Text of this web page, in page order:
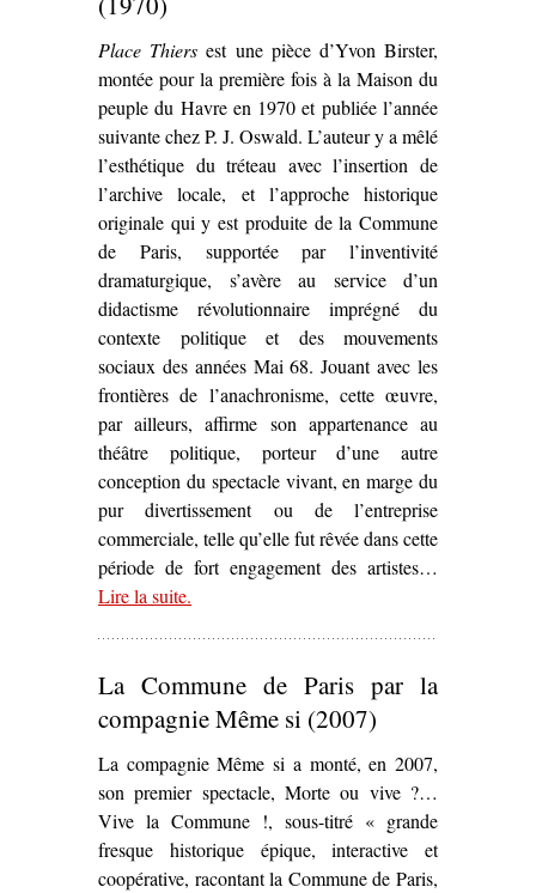
Place Thiers est une pièce d’Yvon Birster,
montée pour la première fois à la Maison du
peuple du Havre en 1970 et publiée l’année
suivante chez P. J. Oswald. L’auteur y a mêlé
l’esthétique du tréteau avec l’insertion de
l’archive locale, et l’approche historique
originale qui y est produite de la Commune
de Paris, supportée par l’inventivité
dramaturgique, s’avère au service d’un
didactisme révolutionnaire imprégné du
contexte politique et des mouvements
sociaux des années Mai 68. Jouant avec les
frontières de l’anachronisme, cette œuvre,
par ailleurs, affirme son appartenance au
théâtre politique, porteur d’une autre
conception du spectacle vivant, en marge du
pur divertissement ou de l’entreprise
commerciale, telle qu’elle fut rêvée dans cette
période de fort engagement des artistes…
Lire la suite– ‘Sur
.
La Commune de Paris par la
compagnie Même si (2007)
La compagnie Même si a monté, en 2007,
son premier spectacle, Morte ou vive ?…
Vive la Commune !, sous-titré « grande
fresque historique épique, interactive et
coopérative, racontant la Commune de Paris,